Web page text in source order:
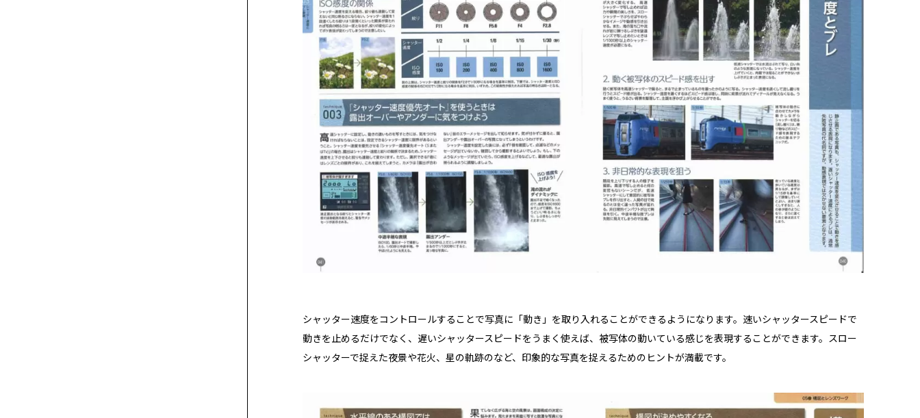
シャッター速度をコントロールすることで写真に「動き」を取り入れることができるようになります。速いシャッタースピードで
動きを止めるだけでなく、遅いシャッタースピードをうまく使えば、被写体の動いている感じを表現することができます。スロー
シャッターで捉えた夜景や花火、星の軌跡のなど、印象的な写真を捉えるためのヒントが満載です。